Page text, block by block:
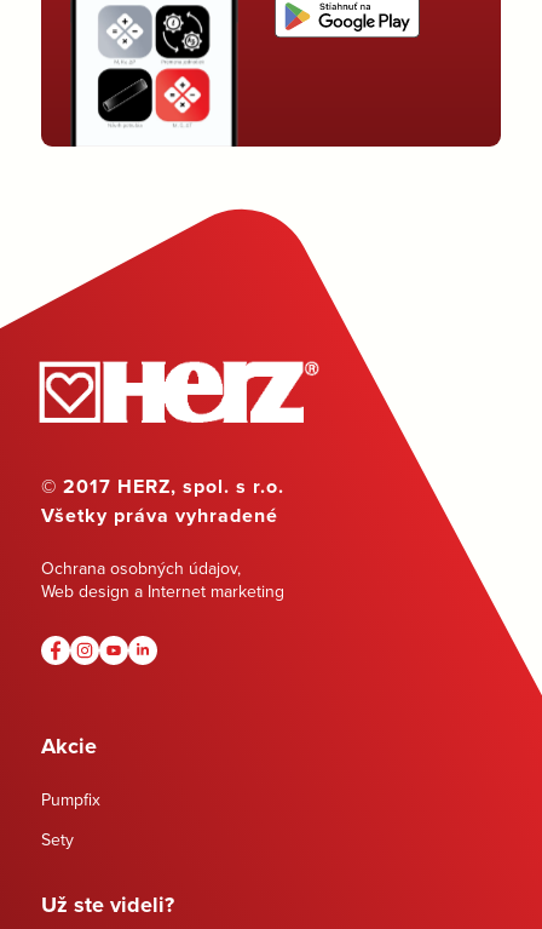
© 2017 HERZ, spol. s r.o.
Všetky práva vyhradené
Ochrana osobných údajov,
Web design a Internet marketing
Akcie
Pumpfix
Sety
Už ste videli?